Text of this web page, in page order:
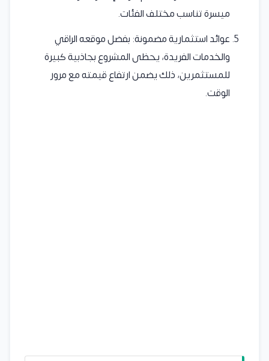
ميسرة تناسب مختلف الفئات.
عوائد استثمارية مضمونة: بفضل موقعه الراقي
والخدمات الفريدة، يحظى المشروع بجاذبية كبيرة
للمستثمرين، ذلك يضمن ارتفاع قيمته مع مرور
الوقت.